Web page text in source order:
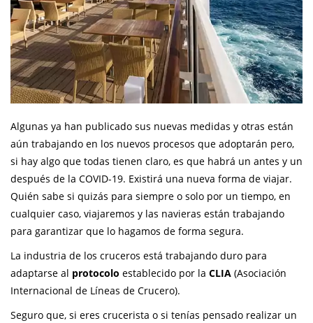
Algunas ya han publicado sus nuevas medidas y otras están
aún trabajando en los nuevos procesos que adoptarán pero,
si hay algo que todas tienen claro, es que habrá un antes y un
después de la COVID-19. Existirá una nueva forma de viajar.
Quién sabe si quizás para siempre o solo por un tiempo, en
cualquier caso, viajaremos y las navieras están trabajando
para garantizar que lo hagamos de forma segura.
La industria de los cruceros está trabajando duro para
adaptarse al protocolo establecido por la CLIA (Asociación
Internacional de Líneas de Crucero).
Seguro que, si eres crucerista o si tenías pensado realizar un